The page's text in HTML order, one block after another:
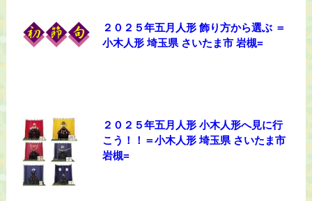
２０２５年五月人形 飾り方から選ぶ ＝
小木人形 埼玉県 さいたま市 岩槻=
２０２５年五月人形 小木人形へ見に行
こう！！＝小木人形 埼玉県 さいたま市
岩槻=